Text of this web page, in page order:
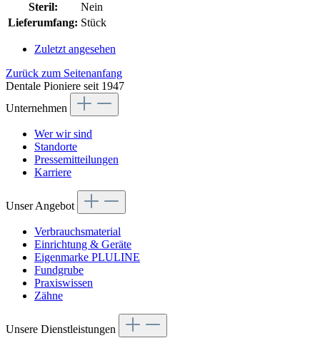
Steril:
Nein
Lieferumfang: Stück
Zuletzt angesehen
Zurück zum Seitenanfang
Dentale Pioniere seit 1947
Unternehmen
Wer wir sind
Standorte
Pressemitteilungen
Karriere
Unser Angebot
Verbrauchsmaterial
Einrichtung & Geräte
Eigenmarke PLULINE
Fundgrube
Praxiswissen
Zähne
Unsere Dienstleistungen